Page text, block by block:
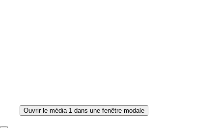
Ouvrir le média 1 dans une fenêtre modale